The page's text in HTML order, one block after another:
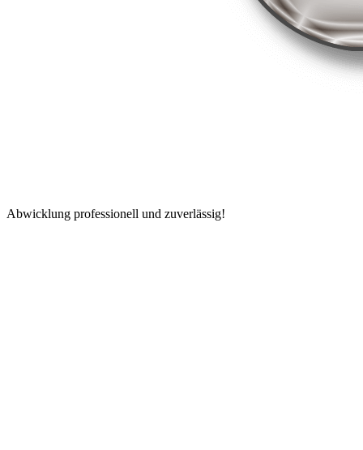
Abwicklung professionell und zuverlässig!